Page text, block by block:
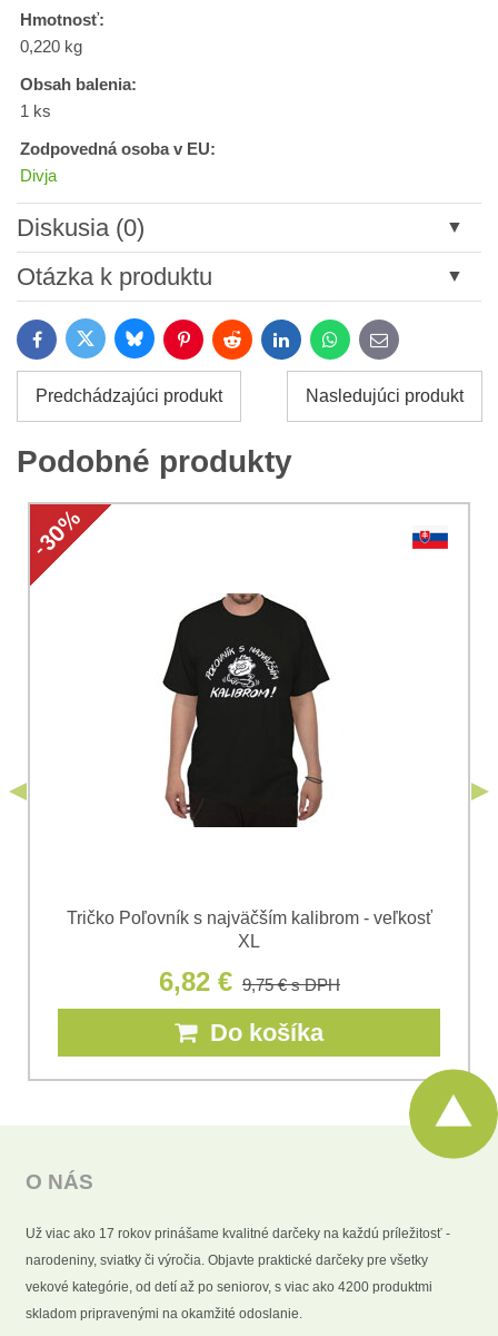
Hmotnosť:
0,220 kg
Obsah balenia:
1 ks
Zodpovedná osoba v EU:
Divja
Diskusia (0)
Nový komentár
Názov:
Meno:*
Súhlasím so spracovaním osobných údajov za účelom
odoslania formulára. Oboznámil som sa s
Ochrany osobných údajov
spoločnosti Bomba
Otázka k produktu
*
Váš e-mail:*
Vaša otázka k produktu:
FacebookTwitter BlueskyPinterestReddit LinkedInWhatsApp
E-
mail
Predchádzajúci produkt Nasledujúci produkt
Podobné produkty
Tričko Poľovník s najväčším kalibrom - veľkosť
XL
6,82 € 9,75 €s DPH
Do košíka
O NÁS
Už viac ako 17 rokov prinášame kvalitné darčeky na každú príležitosť -
narodeniny, sviatky či výročia. Objavte praktické darčeky pre všetky
vekové kategórie, od detí až po seniorov, s viac ako 4200 produktmi
skladom pripravenými na okamžité odoslanie.